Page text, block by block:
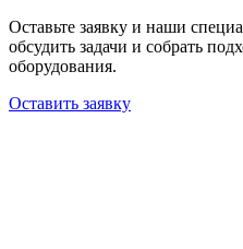
Оставьте заявку и наши
обсудить задачи и собрать
оборудования.
Оставить заявку